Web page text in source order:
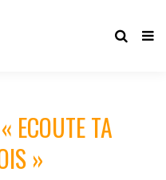
ECOUTE TA
»